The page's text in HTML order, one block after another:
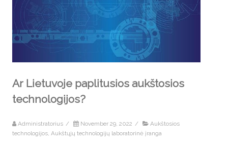
Ar Lietuvoje paplitusios aukštosios
technologijos?
Administratorius / November 29, 2022 /
Aukštosios
technologijos, Aukštųjų technologijų laboratorinė įranga